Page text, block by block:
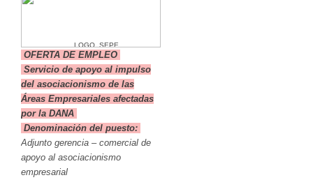
OFERTA DE EMPLEO
Servicio de apoyo al impulso
del asociacionismo de las
Áreas Empresariales afectadas
por la DANA
Denominación del puesto:
Adjunto gerencia – comercial de
apoyo al asociacionismo
empresarial